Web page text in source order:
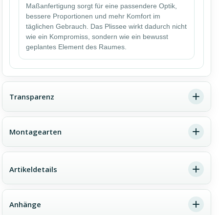
Maßanfertigung sorgt für eine passendere Optik,
bessere Proportionen und mehr Komfort im
täglichen Gebrauch. Das Plissee wirkt dadurch nicht
wie ein Kompromiss, sondern wie ein bewusst
geplantes Element des Raumes.
Transparenz
Ein Farbton, drei Lichtwirkungen
Die gleiche Farbe kann je nach Stoffqualität völlig
und einen offenen Raumeindruck. Blickdicht sorgt für
Verdunkelnd reduziert den Lichteinfall deutlich und
Montagearten
Dachfenster-Plissee Montage –
wichtige Hinweise im Überblick
Artikeldetails
Anhänge